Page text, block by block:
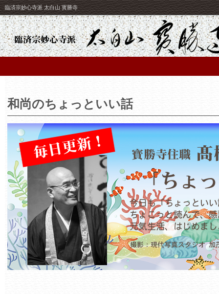
臨済宗妙心寺派 太白山 寳勝寺
和尚のちょっといい話